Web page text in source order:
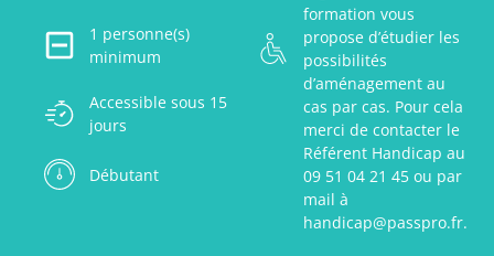
1 personne(s)
minimum
Accessible sous 15
jours
Débutant
formation vous
propose d’étudier les
possibilités
d’aménagement au
cas par cas. Pour cela
merci de contacter le
Référent Handicap au
09 51 04 21 45 ou par
mail à
handicap@passpro.fr.